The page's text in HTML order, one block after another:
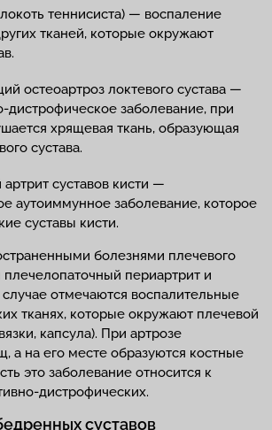
теннисиста) — воспаление
тканей, которые окружают
остеоартроз локтевого сустава —
дистрофическое заболевание, при
хрящевая ткань, образующая
сустава.
суставов кисти —
аутоиммунное заболевание, которое
суставы кисти.
болезнями плечевого
плечелопаточный периартрит и
отмечаются воспалительные
тканях, которые окружают плечевой
капсула). При артрозе
а на его месте образуются костные
это заболевание относится к
дистрофических.
суставов